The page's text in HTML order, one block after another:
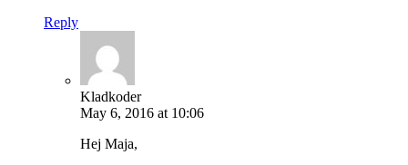
Reply
Kladkoder
May 6, 2016 at 10:06
Hej Maja,